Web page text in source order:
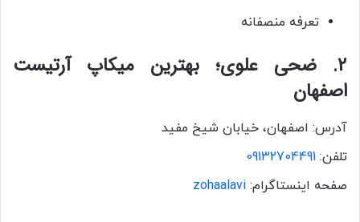
تعرفه منصفانه
2. ضحی علوی؛ بهترین میکاپ آرتیست
اصفهان
آدرس: اصفهان، خیابان شیخ مفید
تلفن: 09132704491
صفحه اینستاگرام: zohaalavi